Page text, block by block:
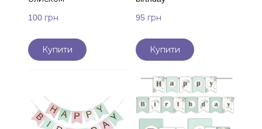
100 грн
Купити
95 грн
Купити